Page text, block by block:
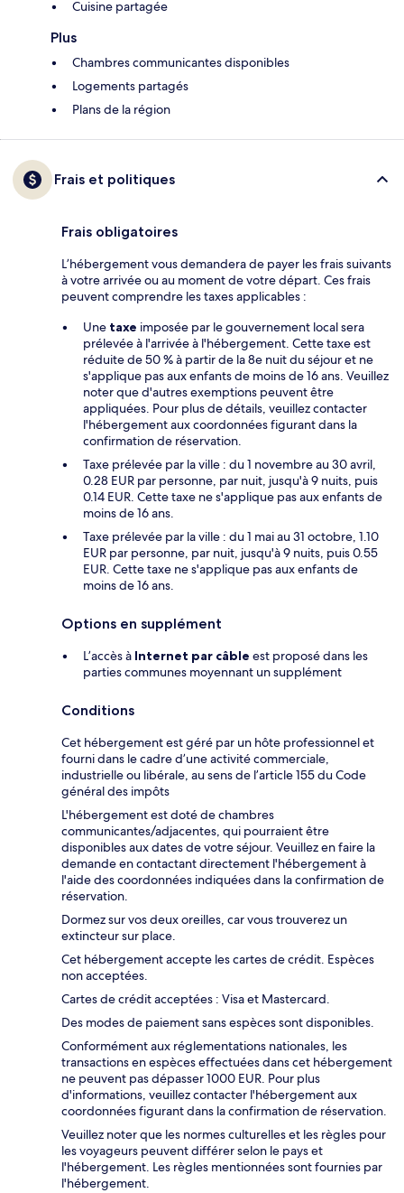
Cuisine partagée
Plus
Chambres communicantes disponibles
Logements partagés
Plans de la région
Frais et politiques
Frais obligatoires
L’hébergement vous demandera de payer les frais suivants
à votre arrivée ou au moment de votre départ. Ces frais
peuvent comprendre les taxes applicables :
Une taxe imposée par le gouvernement local sera
prélevée à l'arrivée à l'hébergement. Cette taxe est
réduite de 50 % à partir de la 8e nuit du séjour et ne
s'applique pas aux enfants de moins de 16 ans. Veuillez
noter que d'autres exemptions peuvent être
appliquées. Pour plus de détails, veuillez contacter
l'hébergement aux coordonnées figurant dans la
confirmation de réservation.
Taxe prélevée par la ville : du 1 novembre au 30 avril,
0.28 EUR par personne, par nuit, jusqu'à 9 nuits, puis
0.14 EUR. Cette taxe ne s'applique pas aux enfants de
moins de 16 ans.
Taxe prélevée par la ville : du 1 mai au 31 octobre, 1.10
EUR par personne, par nuit, jusqu'à 9 nuits, puis 0.55
EUR. Cette taxe ne s'applique pas aux enfants de
moins de 16 ans.
Options en supplément
L’accès à Internet par câble est proposé dans les
parties communes moyennant un supplément
Conditions
Cet hébergement est géré par un hôte professionnel et
fourni dans le cadre d’une activité commerciale,
industrielle ou libérale, au sens de l’article 155 du Code
général des impôts
L'hébergement est doté de chambres
communicantes/adjacentes, qui pourraient être
disponibles aux dates de votre séjour. Veuillez en faire la
demande en contactant directement l'hébergement à
l'aide des coordonnées indiquées dans la confirmation de
réservation.
Dormez sur vos deux oreilles, car vous trouverez un
extincteur sur place.
Cet hébergement accepte les cartes de crédit. Espèces
non acceptées.
Cartes de crédit acceptées : Visa et Mastercard.
Des modes de paiement sans espèces sont disponibles.
Conformément aux réglementations nationales, les
transactions en espèces effectuées dans cet hébergement
ne peuvent pas dépasser 1000 EUR. Pour plus
d'informations, veuillez contacter l'hébergement aux
coordonnées figurant dans la confirmation de réservation.
Veuillez noter que les normes culturelles et les règles pour
les voyageurs peuvent différer selon le pays et
l'hébergement. Les règles mentionnées sont fournies par
l'hébergement.